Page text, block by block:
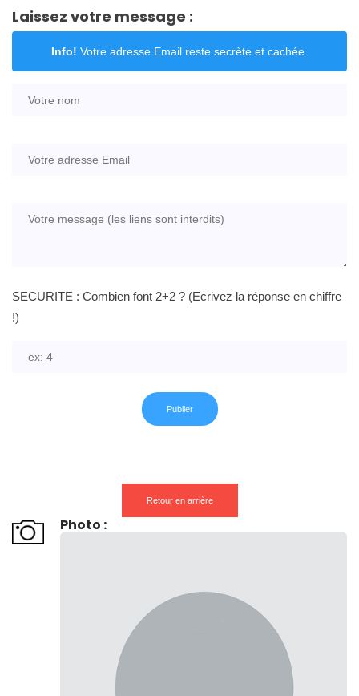
Laissez votre message :
Info! Votre adresse Email reste secrète et cachée.
SECURITE : Combien font 2+2 ? (Ecrivez la réponse en chiffre
!)
Retour en arrière
Photo :